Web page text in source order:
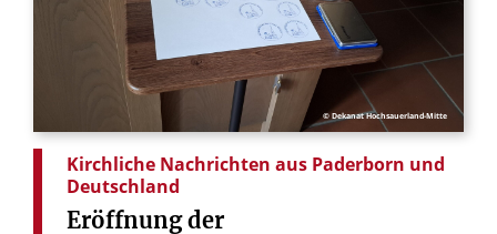
© Dekanat Hochsauerland-Mitte
Kirchliche Nachrichten aus Paderborn und
Deutschland
Eröffnung der